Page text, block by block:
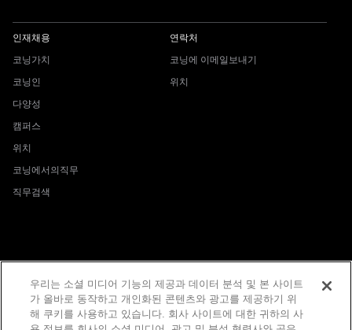
인재채용
코닝가치
코닝인
다양성
캠퍼스
위치
코닝에서의직무
직무검색
연락처
코닝에 이메일보내기
위치
법적 고지
쿠키
© 1994-2022 Corning Incorporated
우리는 소셜 미디어 기능의 제공과 데이터 분석 및 본 사이트
가 올바로 동작하고 개인화된 콘텐츠와 광고를 제공하기 위
해 쿠키를 사용하고 있습니다. 회사 사이트에 대한 귀하의 사